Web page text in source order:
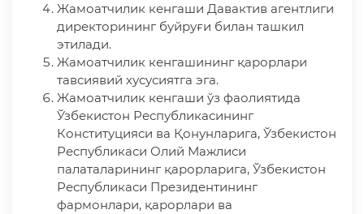
Жамоатчилик кенгаши Давактив агентлиги
директорининг буйруғи билан ташкил
этилади.
Жамоатчилик кенгашининг қарорлари
тавсиявий хусусиятга эга.
Жамоатчилик кенгаши ўз фаолиятида
Ўзбекистон Республикасининг
Конституцияси ва Қонунларига, Ўзбекистон
Республикаси Олий Мажлиси
палаталарининг қарорларига, Ўзбекистон
Республикаси Президентининг
фармонлари, қарорлари ва